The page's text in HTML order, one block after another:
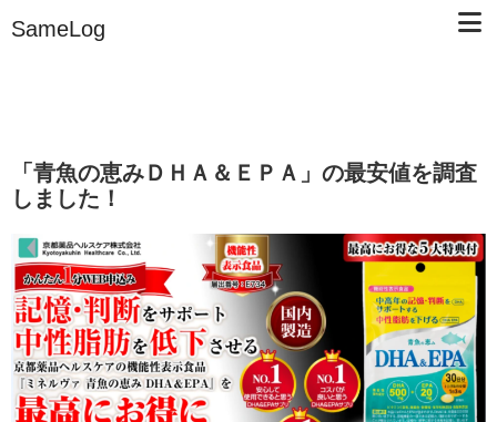
SameLog
「青魚の恵みＤＨＡ＆ＥＰＡ」の最安値を調査
しました！